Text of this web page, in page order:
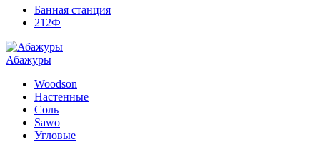
Банная станция
212Ф
Абажуры
Woodson
Настенные
Соль
Sawo
Угловые